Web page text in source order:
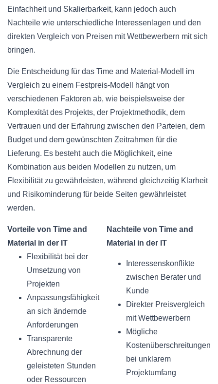
Einfachheit und Skalierbarkeit, kann jedoch auch
Nachteile wie unterschiedliche Interessenlagen und den
direkten Vergleich von Preisen mit Wettbewerbern mit sich
bringen.
Die Entscheidung für das Time and Material-Modell im
Vergleich zu einem Festpreis-Modell hängt von
verschiedenen Faktoren ab, wie beispielsweise der
Komplexität des Projekts, der Projektmethodik, dem
Vertrauen und der Erfahrung zwischen den Parteien, dem
Budget und dem gewünschten Zeitrahmen für die
Lieferung. Es besteht auch die Möglichkeit, eine
Kombination aus beiden Modellen zu nutzen, um
Flexibilität zu gewährleisten, während gleichzeitig Klarheit
und Risikominderung für beide Seiten gewährleistet
werden.
Vorteile von Time and
Material in der IT
Nachteile von Time and
Material in der IT
Flexibilität bei der
Umsetzung von
Projekten
Anpassungsfähigkeit
an sich ändernde
Anforderungen
Transparente
Abrechnung der
geleisteten Stunden
oder Ressourcen
Interessenskonflikte
zwischen Berater und
Kunde
Direkter Preisvergleich
mit Wettbewerbern
Mögliche
Kostenüberschreitungen
bei unklarem
Projektumfang